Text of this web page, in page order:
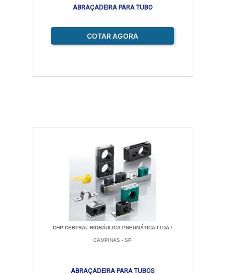
ABRAÇADEIRA PARA TUBO
COTAR AGORA
CHP CENTRAL HIDRÁULICA PNEUMÁTICA LTDA /
CAMPINAS - SP
ABRAÇADEIRA PARA TUBOS